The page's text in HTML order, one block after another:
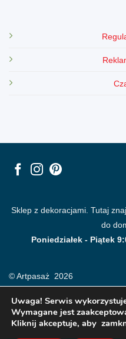
Sklep z dekoracjami. Tutaj
do
Poniedziałek - Piątek
© Artpasaż 2026
Uwaga! Serwis
Wymagane jest
Kliknij akceptuje, aby